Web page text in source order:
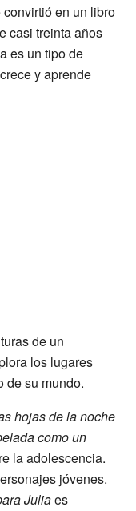
convirtió en un libro
casi treinta años
es un tipo de
y aprende
de un
los lugares
de su mundo.
hojas de la noche
como un
la adolescencia.
jóvenes.
Juliaes